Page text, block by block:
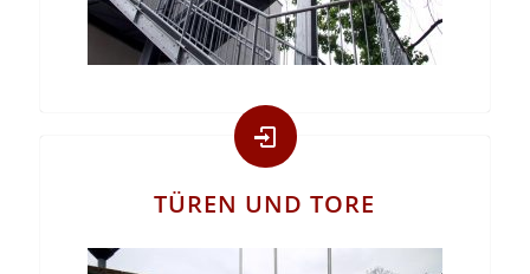
TÜREN UND TORE